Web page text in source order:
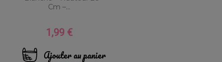
Cm –...
Prix
1,99 €
Ajouter au panier